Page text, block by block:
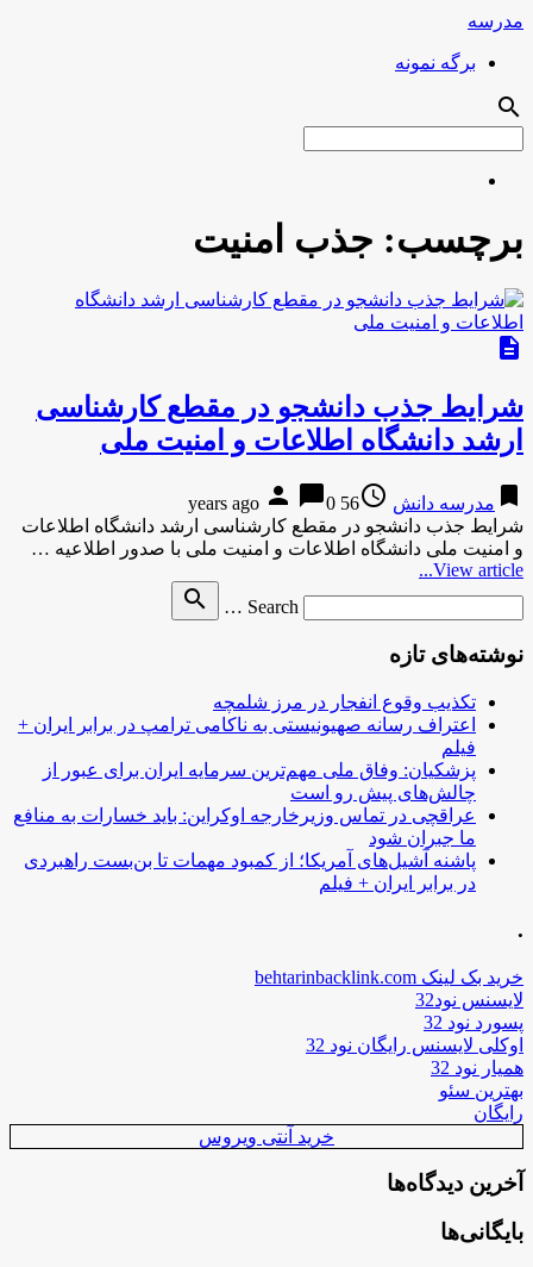
مدرسه
برگه نمونه
search
برچسب: جذب امنیت
description
شرایط جذب دانشجو در مقطع کارشناسی
ارشد دانشگاه اطلاعات و امنیت ملی
bookmark مدرسه دانش access_time
56 years ago
person chat_bubble0
شرایط جذب دانشجو در مقطع کارشناسی ارشد دانشگاه اطلاعات
و امنیت ملی دانشگاه اطلاعات و امنیت ملی با صدور اطلاعیه …
View article...
Search …
search
نوشته‌های تازه
تکذیب وقوع انفجار در مرز شلمچه
اعتراف رسانه صهیونیستی به ناکامی ترامپ در برابر ایران +
فیلم
پزشکیان: وفاق ملی مهم‌ترین سرمایه ایران برای عبور از
چالش‌های پیش رو است
عراقچی در تماس وزیرخارجه اوکراین: باید خسارات به منافع
ما جبران شود
پاشنه آشیل‌های آمریکا؛ از کمبود مهمات تا بن‌بست راهبردی
در برابر ایران + فیلم
.
خرید بک لینک behtarinbacklink.com
لایسنس نود32
پسورد نود 32
اوکلی لایسنس رایگان نود 32
همیار نود 32
بهترین سئو
رایگان
خرید آنتی ویروس
آخرین دیدگاه‌ها
بایگانی‌ها